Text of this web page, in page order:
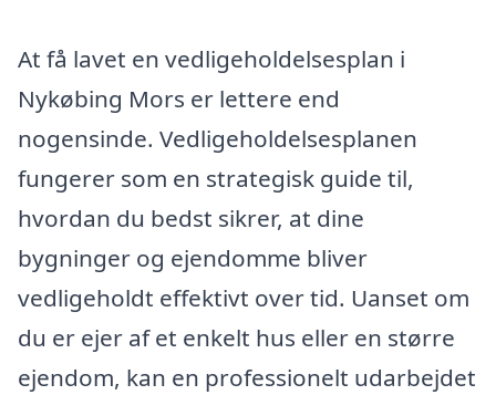
At få lavet en vedligeholdelsesplan i
Nykøbing Mors er lettere end
nogensinde. Vedligeholdelsesplanen
fungerer som en strategisk guide til,
hvordan du bedst sikrer, at dine
bygninger og ejendomme bliver
vedligeholdt effektivt over tid. Uanset om
du er ejer af et enkelt hus eller en større
ejendom, kan en professionelt udarbejdet